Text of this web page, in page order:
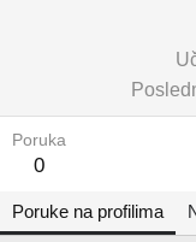
Poruka
0
Poruke na profilima